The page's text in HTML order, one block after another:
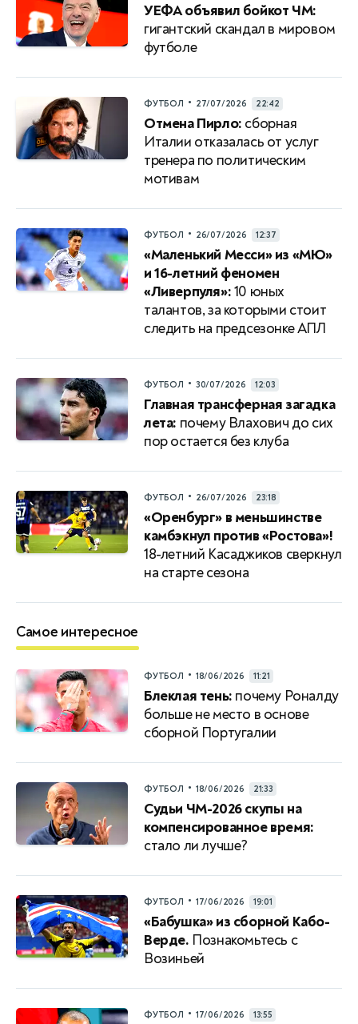
УЕФА объявил бойкот ЧМ:
гигантский скандал в мировом
футболе
ФУТБОЛ • 27/07/2026 22:42
Отмена Пирло: сборная
Италии отказалась от услуг
тренера по политическим
мотивам
ФУТБОЛ • 26/07/2026 12:37
«Маленький Месси» из «МЮ»
и 16-летний феномен
«Ливерпуля»:10 юных
талантов, за которыми стоит
следить на предсезонке АПЛ
ФУТБОЛ • 30/07/2026 12:03
Главная трансферная загадка
лета: почему Влахович до сих
пор остается без клуба
ФУТБОЛ • 26/07/2026 23:18
«Оренбург» в меньшинстве
камбэкнул против «Ростова»!
18-летний Касаджиков сверкнул
на старте сезона
Самое интересное
ФУТБОЛ • 18/06/2026 11:21
Блеклая тень: почему Роналду
больше не место в основе
сборной Португалии
ФУТБОЛ • 18/06/2026 21:33
Судьи ЧМ-2026 скупы на
компенсированное время:
стало ли лучше?
ФУТБОЛ • 17/06/2026 19:01
«Бабушка» из сборной Кабо-
Верде. Познакомьтесь с
Возиньей
ФУТБОЛ • 17/06/2026 13:55